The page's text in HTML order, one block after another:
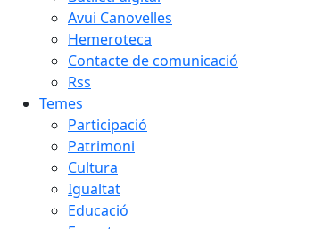
Avui Canovelles
Hemeroteca
Contacte de comunicació
Rss
Temes
Participació
Patrimoni
Cultura
Igualtat
Educació